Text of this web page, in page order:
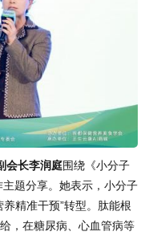
会长李润庭围绕《小分子
题分享。她表示，小分子
精准干预”转型。肽能根
，在糖尿病、心血管病等